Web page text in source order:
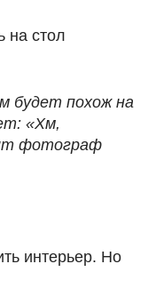
на стол
будет похож на
«Хм,
фотограф
интерьер. Но